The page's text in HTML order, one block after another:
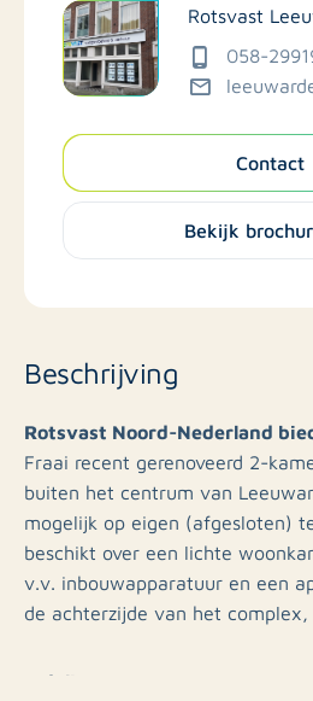
Rotsvast
058-
Contact
Bekijk
Beschrijving
Rotsvast Noord-Nederland
​Fraai recent gerenoveerd 2-
buiten het centrum van
mogelijk op eigen (afgesloten)
beschikt over een lichte
v.v. inbouwapparatuur en een
de achterzijde van het complex,
Indeling: